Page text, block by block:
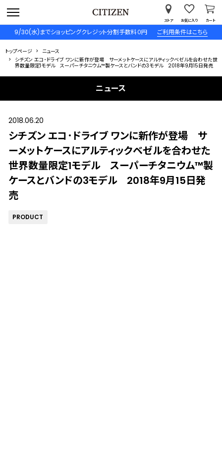
9/30(水)までショッピングクレジット分割手数料０円 ご利用条件はこちら
ストア お気に入り カート
トップページ
ニュース
シチズン エコ･ドライブ ワンに新作が登場 サーメットケースにアルティックベゼルを合わせた世
界数量限定1モデル スーパーチタニウム™製ケースとバンドの3モデル 2018年9月15日発売
ニュース
2018.06.20
シチズン エコ･ドライブ ワンに新作が登場 サ
ーメットケースにアルティックベゼルを合わせた
世界数量限定1モデル スーパーチタニウム™製
ケースとバンドの3モデル 2018年9月15日発
売
PRODUCT